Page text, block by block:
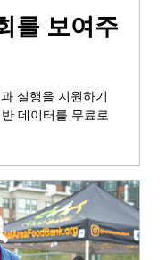
를 보여주
실행을 지원하기
데이터를 무료로